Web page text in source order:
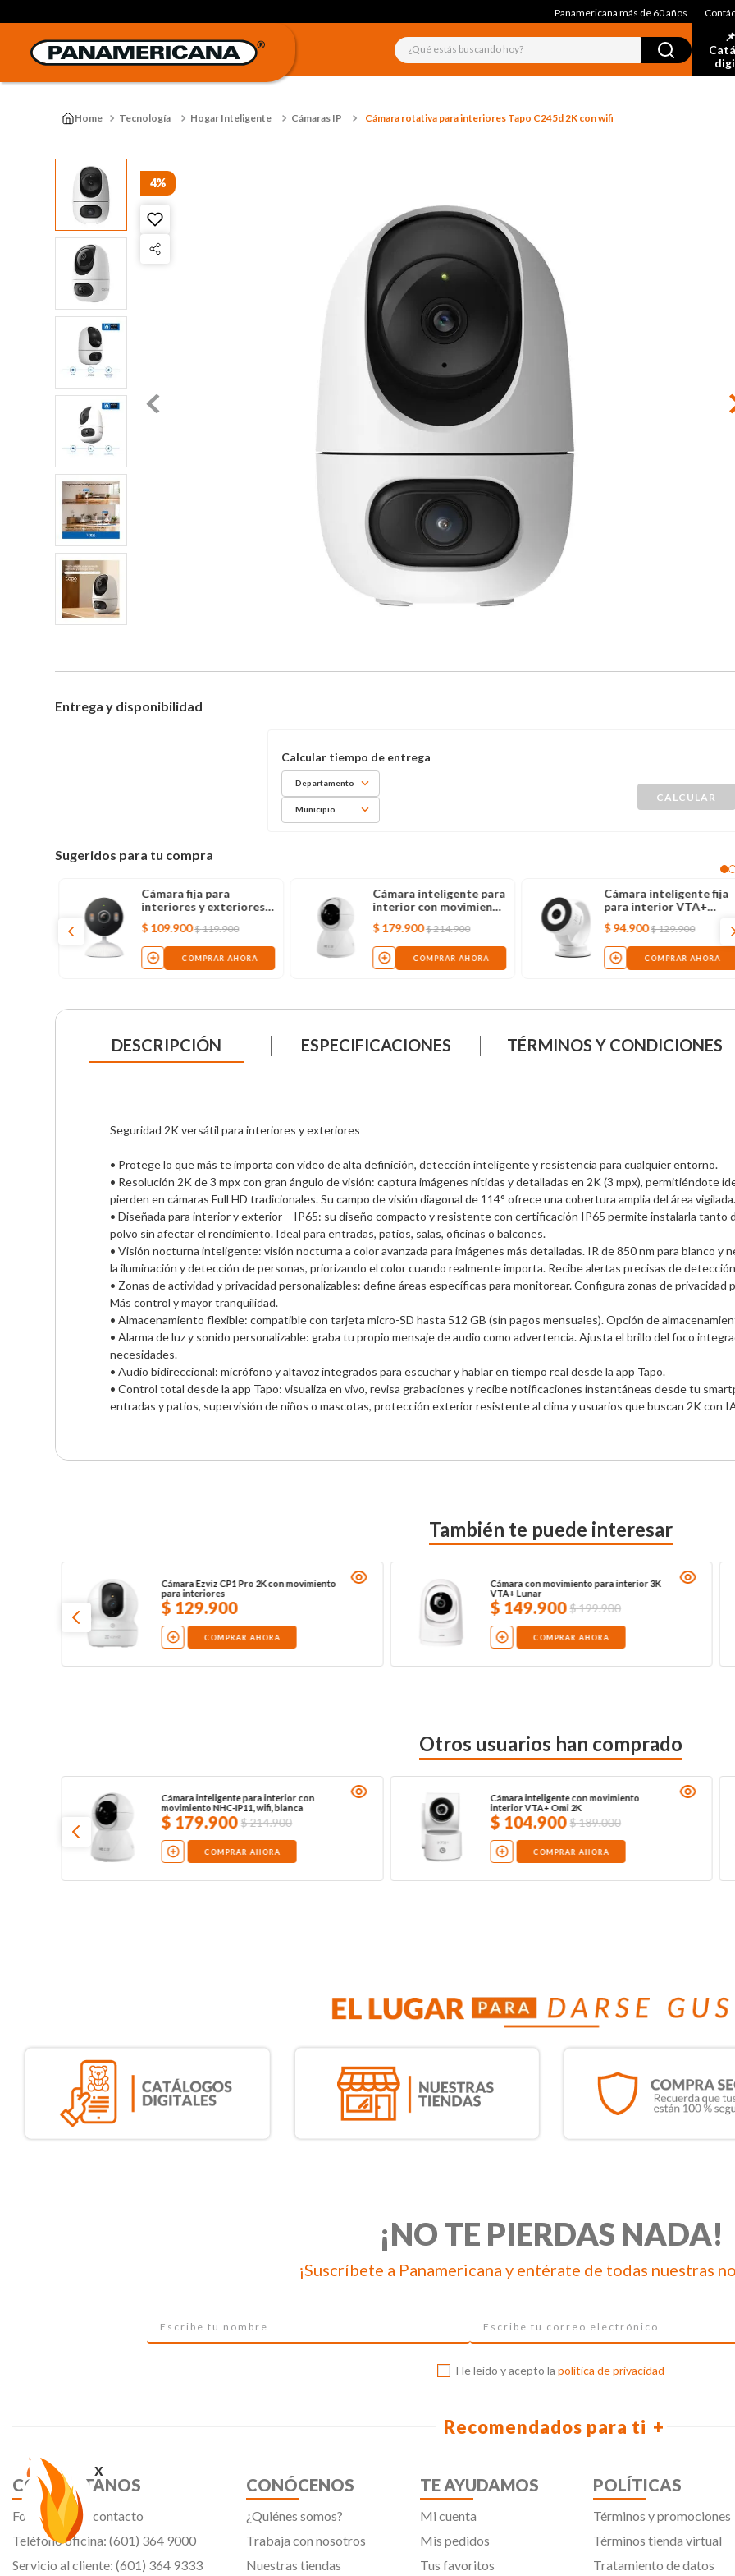
x
Panamericana más de 60 años
¿Qué estás buscando hoy?
Tecnología Hogar Inteligente Cámaras IP Cámara rotativa para interiores Tapo C245d 2K con wifi
4%
Entrega y disponibilidad
Departamento
Municipio
Sugeridos para tu compra
Cámara fija para
interiores y exteriores
Tapo C113 2K con wifi
$ 109.900 $119.900
COMPRAR AHORA
Cámara inteligente para
interior con movimiento
NHC-IP11, wifi, blanca
$ 179.900 $214.900
COMPRAR AHORA
Cámara inteligente fija
para interior VTA+
GRAVITY 2K
$ 94.900 $129.900
COMPRAR AHORA
DESCRIPCIÓN ESPECIFICACIONES TÉRMINOS Y CONDICIONES
Seguridad 2K versátil para interiores y exteriores
• Protege lo que más te importa con video de alta definición, detección inteligente y resistencia para cualquier entorno.
• Resolución 2K de 3 mpx con gran ángulo de visión: captura imágenes nítidas y detalladas en 2K (3 mpx), permitiéndote
pierden en cámaras Full HD tradicionales. Su campo de visión diagonal de 114° ofrece una cobertura amplia del área vigilada.
• Diseñada para interior y exterior – IP65: su diseño compacto y resistente con certificación IP65 permite instalarla tanto
polvo sin afectar el rendimiento. Ideal para entradas, patios, salas, oficinas o balcones.
• Visión nocturna inteligente: visión nocturna a color avanzada para imágenes más detalladas. IR de 850 nm para blanco
la iluminación y detección de personas, priorizando el color cuando realmente importa. Recibe alertas precisas de
• Zonas de actividad y privacidad personalizables: define áreas específicas para monitorear. Configura zonas de privacidad
Más control y mayor tranquilidad.
• Almacenamiento flexible: compatible con tarjeta micro-SD hasta 512 GB (sin pagos mensuales). Opción de
• Alarma de luz y sonido personalizable: graba tu propio mensaje de audio como advertencia. Ajusta el brillo del foco
necesidades.
• Audio bidireccional: micrófono y altavoz integrados para escuchar y hablar en tiempo real desde la app Tapo.
• Control total desde la app Tapo: visualiza en vivo, revisa grabaciones y recibe notificaciones instantáneas desde tu
entradas y patios, supervisión de niños o mascotas, protección exterior resistente al clima y usuarios que buscan 2K con
También te puede interesar
Cámara Ezviz CP1 Pro 2K con movimiento
para interiores
$ 129.900
COMPRAR AHORA
Cámara con movimiento para interior 3K
VTA+ Lunar
$ 149.900 $199.900
COMPRAR AHORA
Otros usuarios han comprado
Cámara inteligente para interior con
movimiento NHC-IP11, wifi, blanca
$ 179.900 $214.900
COMPRAR AHORA
Cámara inteligente con movimiento
interior VTA+ Omi 2K
$ 104.900 $189.000
COMPRAR AHORA
¡NO TE PIERDAS NADA!
¡Suscríbete a Panamericana y entérate de todas nuestras
He leído y acepto la política de privacidad
Recomendados para ti
CONTÁCTANOS
Formulario de contacto
Teléfono oficina: (601) 364 9000
Servicio al cliente: (601) 364 9333
CONÓCENOS
¿Quiénes somos?
Trabaja con nosotros
Nuestras tiendas
TE AYUDAMOS
Mi cuenta
Mis pedidos
Tus favoritos
POLÍTICAS
Términos y promociones
Términos tienda virtual
Tratamiento de datos